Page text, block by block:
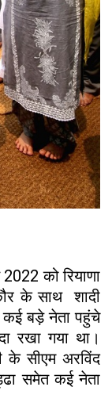
को रियाणा
के साथ शादी
कई बड़े नेता पहुंचे
रखा गया था।
सीएम अरविंद
समेत कई नेता